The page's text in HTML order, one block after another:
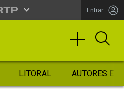
Entrar
LITORAL AUTORES